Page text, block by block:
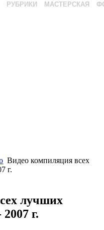
РУБРИКИ МАСТЕРСКАЯ
Видео компиляция всех
г.
лучших
г.